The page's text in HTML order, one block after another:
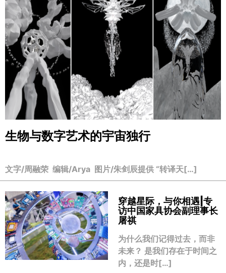
生物与数字艺术的宇宙独行
文字/周融荣 编辑/Arya 图片/朱剑辰提供 “转译天[…]
穿越星际，与你相遇|专
访中国家具协会副理事长
屠祺
为什么我们记得过去，而非
未来？ 是我们存在于时间之
内，还是时[…]